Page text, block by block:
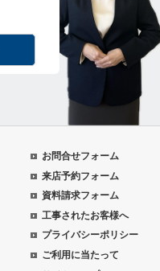
お問合せフォーム
来店予約フォーム
資料請求フォーム
工事されたお客様へ
プライバシーポリシー
ご利用に当たって